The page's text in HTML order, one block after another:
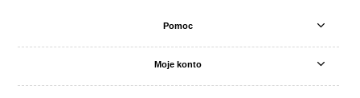
Pomoc
Moje konto